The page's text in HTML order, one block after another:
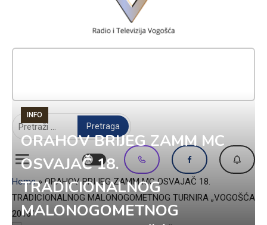
Home» ORAHOV BRIJEG ZAMM MC OSVAJAČ 18.
TRADICIONALNOG MALONOGOMETNOG TURNIRA „VOGOŠĆA
2016“
INFO
ORAHOV BRIJEG ZAMM MC
OSVAJAČ 18.
TRADICIONALNOG
MALONOGOMETNOG